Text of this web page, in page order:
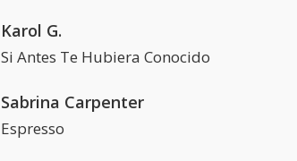
Karol G.
Si Antes Te Hubiera Conocido
Sabrina Carpenter
Espresso